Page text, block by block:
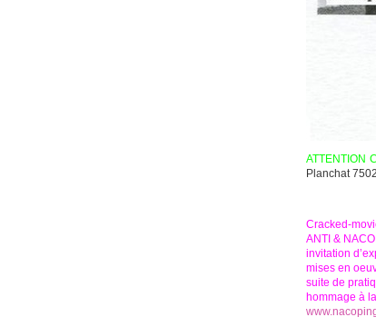
ATTENTION
Planchat
Cracked-
ANTI &
invitation
mises en
suite de
hommage à